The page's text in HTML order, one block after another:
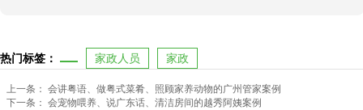
热门标签： 家政人员 家政
上一条： 会讲粤语、做粤式菜肴、照顾家养动物的广州管家案例
下一条： 会宠物喂养、说广东话、清洁房间的越秀阿姨案例